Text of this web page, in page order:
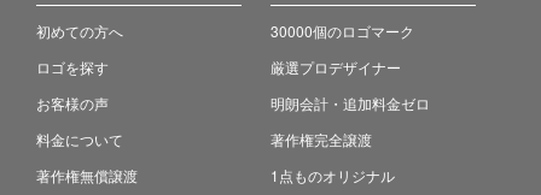
初めての方へ
ロゴを探す
お客様の声
料金について
著作権無償譲渡
30000個のロゴマーク
厳選プロデザイナー
明朗会計・追加料金ゼロ
著作権完全譲渡
1点ものオリジナル